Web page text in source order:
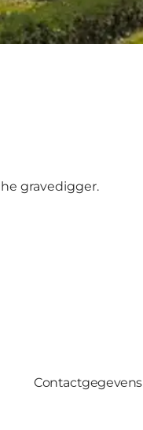
gravedigger.
Contactgegevens